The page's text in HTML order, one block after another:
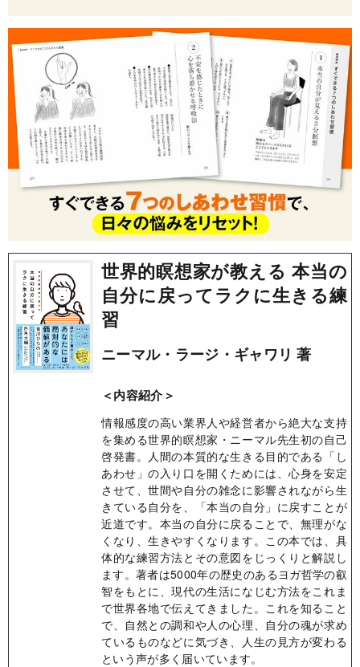
世界的瞑想家が教える 本当の
自分に戻ってラクに生きる練
習
ニーマル・ラージ・ギャワリ 著
＜内容紹介＞
情報感度の高い業界人や経営者から絶大な支持
を集める世界的瞑想家・ニーマル先生初の自己
啓発書。人間の本質的な生きる目的である「し
あわせ」の入り口を開くためには、心身を安定
させて、世間や自分の雑念に影響されながら生
きている自分を、「本当の自分」に戻すことが
近道です。本当の自分に戻ることで、無理がな
くなり、生きやすくなります。この本では、具
体的な練習方法とその意図をじっくりと解説し
ます。著者は5000年の歴史のあるヨガ哲学の叡
智をもとに、現代の生活になじむ方法をこれま
で世界各地で伝えてきました。これを知ること
で、自然との調和や人の心理、自分の魂が求め
ているものなどに気づき、人生の見方が変わる
という声が多く届いています。